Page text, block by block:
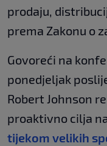
prodaju,
prema Zakonu o
Govoreći na
ponedjeljak
Robert Johnson
proaktivno cilja
tijekom velikih